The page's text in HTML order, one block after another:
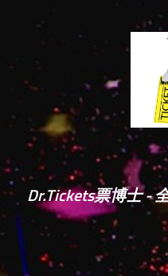
Dr.Tickets票博士 -